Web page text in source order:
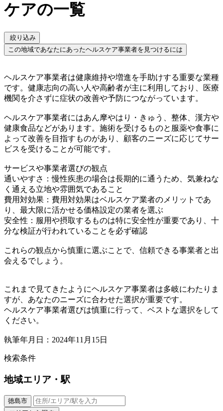
ケアの一覧
絞り込み
この地域であなたにあったヘルスケア事業者を見つけるには
ヘルスケア事業者は健康維持や増進を手助けする重要な業種
です。健康志向の高い人や高齢者が主に利用しており、医療
機関を介さずに症状の改善や予防につながっています。
ヘルスケア事業者にはあん摩やはり・きゅう、整体、漢方や
健康食品などがあります。施術を受けるものと服薬や食事に
よって改善を目指すものがあり、顧客のニーズに応じてサー
ビスを受けることが可能です。
サービスや事業者選びの観点
通いやすさ：慢性疾患の場合は長期的に通うため、気兼ねな
く通える立地や雰囲気であること
費用対効果：費用対効果はベルスケア業者のメリットであ
り、最大限に活かせる価格設定の業者を選ぶ
安全性：服用や摂取するものは特に安全性が重要であり、十
分な検証が行われていることを必ず確認
これらの観点から慎重に選ぶことで、信頼できる事業者と出
会えるでしょう。
これまで見てきたようにヘルスケア事業者は多岐にわたりま
すが、あなたのニーズに合わせた選択が重要です。
ヘルスケア事業者選びは慎重に行って、ベストな選択をして
ください。
執筆年月日：2024年11月15日
検索条件
地域エリア・駅
徳島市